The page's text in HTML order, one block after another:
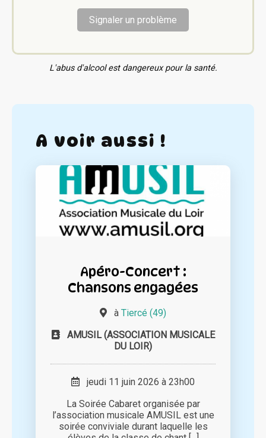
Signaler un problème
L'abus d'alcool est dangereux pour la santé.
A voir aussi !
Apéro-Concert :
Chansons engagées
à Tiercé (49)
AMUSIL (ASSOCIATION MUSICALE
DU LOIR)
jeudi 11 juin 2026 à 23h00
La Soirée Cabaret organisée par
l’association musicale AMUSIL est une
soirée conviviale durant laquelle les